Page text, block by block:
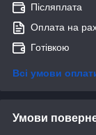
Післяплата
Оплата на
Готівкою
Всі умови
Умови